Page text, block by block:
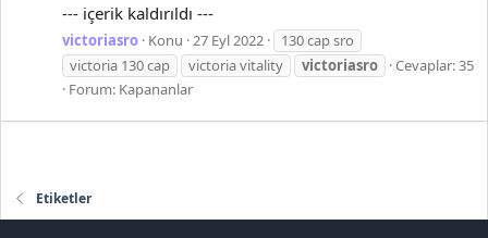
--- içerik kaldırıldı ---
victoriasro Konu 27 Eyl 2022
130 cap sro
victoria 130 cap
victoria vitality victoriasro
Cevaplar: 35
Forum: Kapananlar
Etiketler